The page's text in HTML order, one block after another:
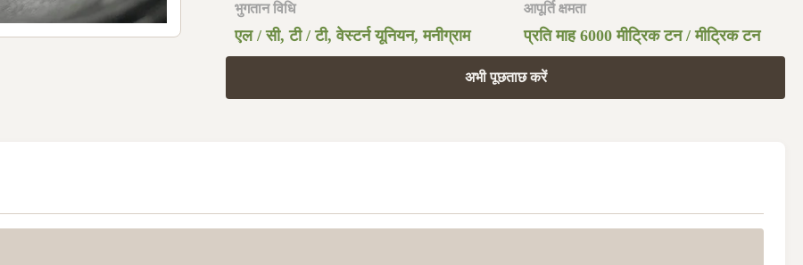
भुगतान विधि
एल / सी, टी / टी, वेस्टर्न यूनियन, मनीग्राम
आपूर्ति क्षमता
प्रति माह 6000 मीट्रिक टन / मीट्रिक टन
अभी पूछताछ करें